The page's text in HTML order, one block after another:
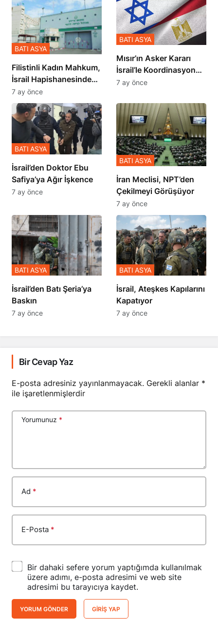
Filistinli Kadın Mahkum,
İsrail Hapishanesindeki
Zulmü Anlattı
BATI ASYA
7 ay önce
Mısır’ın Asker Kararı
İsrail’le Koordinasyon
İçinde Gerçekleşmiş
BATI ASYA
7 ay önce
İsrail’den Doktor Ebu
Safiya’ya Ağır İşkence
BATI ASYA
7 ay önce
İran Meclisi, NPT’den
Çekilmeyi Görüşüyor
BATI ASYA
7 ay önce
​​​​​​​İsrail’den Batı Şeria’ya
Baskın
BATI ASYA
7 ay önce
İsrail, Ateşkes Kapılarını
Kapatıyor
BATI ASYA
7 ay önce
Bir Cevap Yaz
E-posta adresiniz yayınlanmayacak. Gerekli alanlar *
ile işaretlenmişlerdir
Yorumunuz *
Ad *
E-Posta *
Bir dahaki sefere yorum yaptığımda kullanılmak
üzere adımı, e-posta adresimi ve web site
adresimi bu tarayıcıya kaydet.
YORUM GÖNDER GIRIŞ YAP